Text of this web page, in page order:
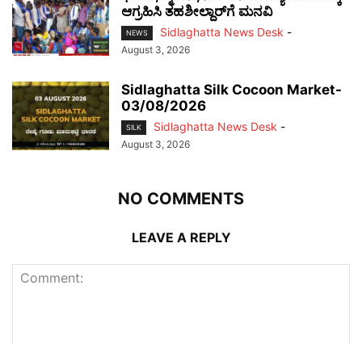
ಆಗ್ರಹಿಸಿ ತಹಶೀಲ್ದಾರ್‌ಗೆ ಮನವಿ
NEWS Sidlaghatta News Desk -
August 3, 2026
Sidlaghatta Silk Cocoon Market-
03/08/2026
SILK Sidlaghatta News Desk -
August 3, 2026
NO COMMENTS
LEAVE A REPLY